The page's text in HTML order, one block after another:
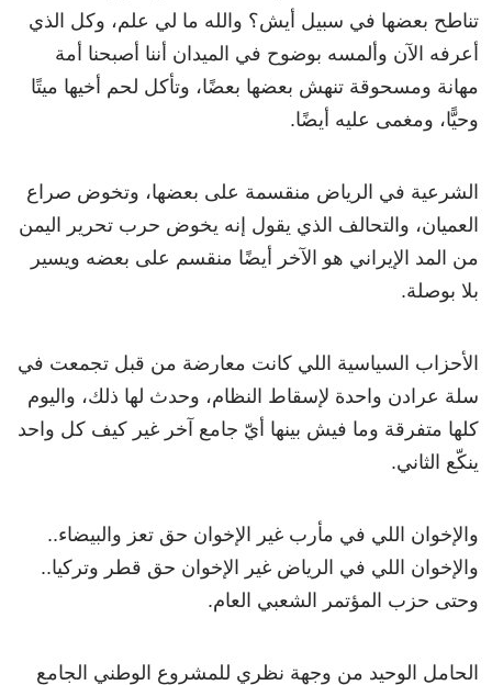
تناطح بعضها في سبيل أيش؟ والله ما لي علم، وكل الذي
أعرفه الآن وألمسه بوضوح في الميدان أننا أصبحنا أمة
مهانة ومسحوقة تنهش بعضها بعضًا، وتأكل لحم أخيها ميتًا
وحيًّا، ومغمى عليه أيضًا.
الشرعية في الرياض منقسمة على بعضها، وتخوض صراع
العميان، والتحالف الذي يقول إنه يخوض حرب تحرير اليمن
من المد الإيراني هو الآخر أيضًا منقسم على بعضه ويسير
بلا بوصلة.
الأحزاب السياسية اللي كانت معارضة من قبل تجمعت في
سلة عرادن واحدة لإسقاط النظام، وحدث لها ذلك، واليوم
كلها متفرقة وما فيش بينها أيّ جامع آخر غير كيف كل واحد
ينكّع الثاني.
والإخوان اللي في مأرب غير الإخوان حق تعز والبيضاء..
والإخوان اللي في الرياض غير الإخوان حق قطر وتركيا..
وحتى حزب المؤتمر الشعبي العام.
الحامل الوحيد من وجهة نظري للمشروع الوطني الجامع